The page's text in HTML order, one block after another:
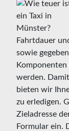
Fahrtdauer
sowie
Komponenten
werden.
bieten wir
zu erledigen.
Zieladresse
Formular ein.